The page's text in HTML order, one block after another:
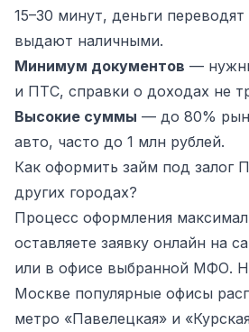
15–30 минут, деньги
выдают наличными.
Минимум документов —
и ПТС, справки о доходах не
Высокие суммы — до 80%
авто, часто до 1 млн рублей.
Как оформить займ под залог
других городах?
Процесс оформления
оставляете заявку онлайн на
или в офисе выбранной МФО.
Москве популярные офисы
метро «Павелецкая» и